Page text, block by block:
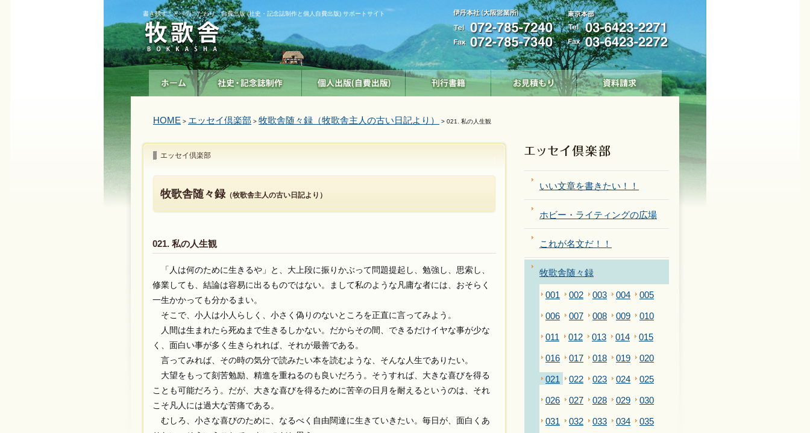
書き残すことへのこだわり 自費出版 (社史・記念誌制作と個人自費出版) サポートサイト
HOME > エッセイ倶楽部 > 牧歌舎随々録（牧歌舎主人の古い日記より） > 021. 私の人生観
エッセイ倶楽部
牧歌舎随々録（牧歌舎主人の古い日記より）
021. 私の人生観
「人は何のために生きるや」と、大上段に振りかぶって問題提起し、勉強し、思索し、
修業しても、結論は容易に出るものではない。まして私のような凡庸な者には、おそらく
一生かかっても分かるまい。
そこで、小人は小人らしく、小さく偽りのないところを正直に言ってみよう。
人間は生まれたら死ぬまで生きるしかない。だからその間、できるだけイヤな事が少な
く、面白い事が多く生きられれば、それが最善である。
言ってみれば、その時の気分で読みたい本を読むような、そんな人生でありたい。
大望をもって刻苦勉励、精進を重ねるのも良いだろう。そうすれば、大きな喜びを得る
ことも可能だろう。だが、大きな喜びを得るために苦辛の日月を耐えるというのは、それ
こそ凡人には過大な苦痛である。
むしろ、小さな喜びのために、なるべく自由闊達に生きていきたい。毎日が、面白くあ
いい文章を書きたい！！
ホビー・ライティングの広場
これが名文だ！！
牧歌舎随々録
001 002 003 004 005
006 007 008 009 010
011 012 013 014 015
016 017 018 019 020
021 022 023 024 025
026 027 028 029 030
031 032 033 034 035